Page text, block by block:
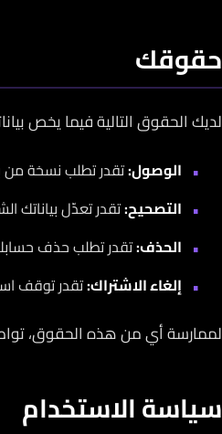
حقوقك
لديك الحقوق التالية فيما يخص
الوصول:تقدر تطلب نسخة من
التصحيح:تقدر تعدّل
الحذف:تقدر تطلب حذف حسابك
إلغاء الاشتراك:تقدر توقف
لممارسة أي من هذه الحقوق،
سياسة الاستخدام